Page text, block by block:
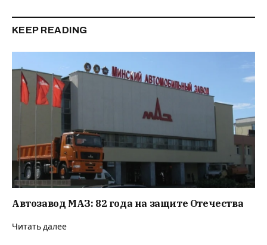
KEEP READING
Автозавод МАЗ: 82 года на защите Отечества
Читать далее